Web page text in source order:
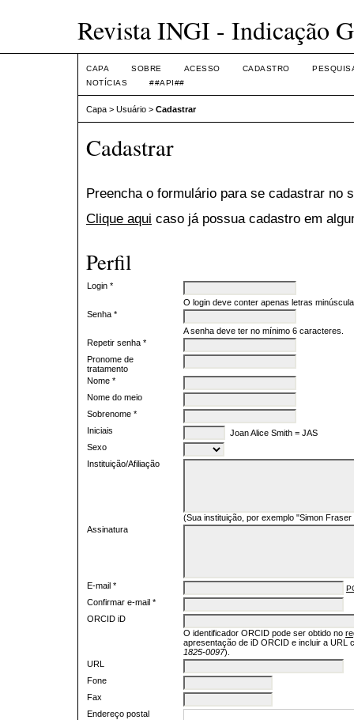
Revista INGI - Indicação
CAPA SOBRE ACESSO CADASTRO
NOTÍCIAS
##API##
Capa > Usuário > Cadastrar
Cadastrar
Preencha o formulário para se cadastrar no
Clique aqui caso já possua cadastro em
Perfil
Login *
O login deve conter apenas letras
Senha *
A senha deve ter no mínimo 6 caracteres.
Repetir senha *
Pronome de
tratamento
Nome *
Nome do meio
Sobrenome *
Iniciais
Joan Alice Smith = JAS
Sexo
Instituição/Afiliação
(Sua instituição, por exemplo "Simon
Assinatura
E-mail *
Confirmar e-mail *
ORCID iD
O identificador ORCID pode ser obtido no
apresentação de iD ORCID e incluir a URL
1825-0097).
URL
Fone
Fax
Endereço postal